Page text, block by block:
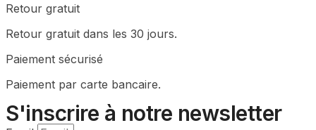
du
Retour gratuit
Retour gratuit dans les 30 jours.
Paiement sécurisé
Paiement par carte bancaire.
S'inscrire à notre newsletter